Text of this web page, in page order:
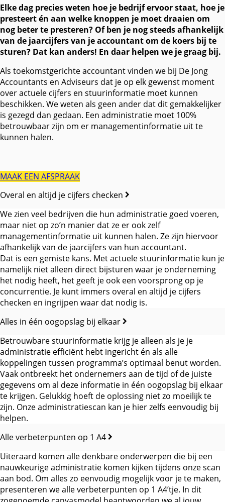
Elke dag precies weten hoe je bedrijf ervoor staat, hoe je
presteert én aan welke knoppen je moet draaien om
nog beter te presteren? Of ben je nog steeds afhankelijk
van de jaarcijfers van je accountant om de koers bij te
sturen? Dat kan anders! En daar helpen we je graag bij.
Als toekomstgerichte accountant vinden we bij De Jong
Accountants en Adviseurs dat je op elk gewenst moment
over actuele cijfers en stuurinformatie moet kunnen
beschikken. We weten als geen ander dat dit gemakkelijker
is gezegd dan gedaan. Een administratie moet 100%
betrouwbaar zijn om er managementinformatie uit te
kunnen halen.
MAAK EEN AFSPRAAK
Overal en altijd je cijfers checken
We zien veel bedrijven die hun administratie goed voeren,
maar niet op zo’n manier dat ze er ook zelf
managementinformatie uit kunnen halen. Ze zijn hiervoor
afhankelijk van de jaarcijfers van hun accountant.
Dat is een gemiste kans. Met actuele stuurinformatie kun je
namelijk niet alleen direct bijsturen waar je onderneming
het nodig heeft, het geeft je ook een voorsprong op je
concurrentie. Je kunt immers overal en altijd je cijfers
checken en ingrijpen waar dat nodig is.
Alles in één oogopslag bij elkaar
Betrouwbare stuurinformatie krijg je alleen als je je
administratie efficiënt hebt ingericht én als alle
koppelingen tussen programma’s optimaal benut worden.
Vaak ontbreekt het ondernemers aan de tijd of de juiste
gegevens om al deze informatie in één oogopslag bij elkaar
te krijgen. Gelukkig hoeft de oplossing niet zo moeilijk te
zijn. Onze administratiescan kan je hier zelfs eenvoudig bij
helpen.
Alle verbeterpunten op 1 A4
Uiteraard komen alle denkbare onderwerpen die bij een
nauwkeurige administratie komen kijken tijdens onze scan
aan bod. Om alles zo eenvoudig mogelijk voor je te maken,
presenteren we alle verbeterpunten op 1 A4’tje. In dit